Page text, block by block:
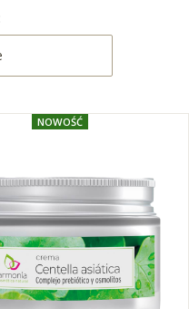
NOWOŚĆ